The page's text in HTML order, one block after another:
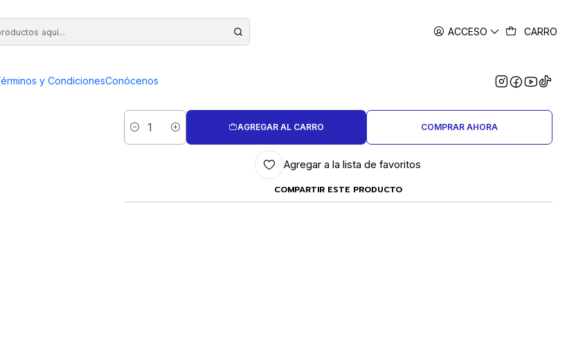
ACCESO CARRO
y CondicionesConócenos MARTILLO JOYERO TEXTURA CABEZA
Cantidad
AGREGAR AL CARRO COMPRAR AHORA
Agregar a la lista de favoritos
COMPARTIR ESTE PRODUCTO